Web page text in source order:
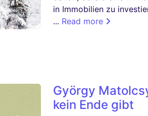
in Immobilien zu
... Read more
György
kein Ende gibt